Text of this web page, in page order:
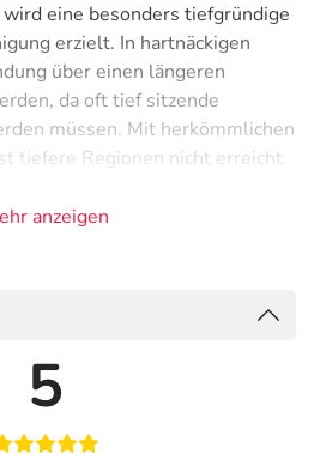
eine besonders tiefgründige
erzielt. In hartnäckigen
über einen längeren
da oft tief sitzende
müssen. Mit herkömmlichen
tiefere Regionen nicht erreicht.
Teebaumöls sollte das
von Milbenzuchten
anzeigen
5